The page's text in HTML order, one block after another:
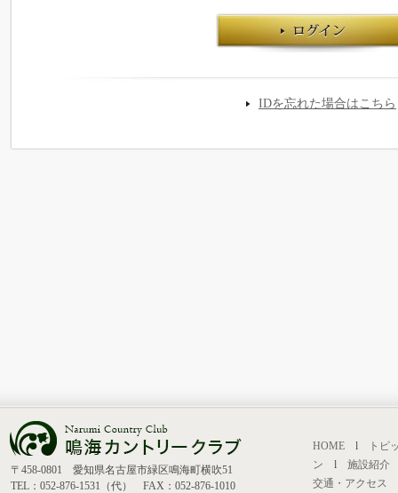
IDを忘れた場合はこちら
〒458-0801 愛知県名古屋市緑区鳴海町横吹51
TEL：052-876-1531（代） FAX：052-876-1010
HOME l
トピ
ン l 施設紹介
交通・アクセス